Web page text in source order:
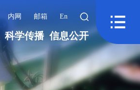
内网 邮箱 En
科学传播 信息公开